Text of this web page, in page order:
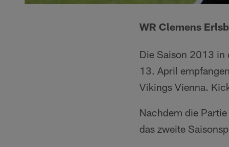
WR Clemens
Die Saison 2013 in
13. April
Vikings Vienna.
Nachdem die
das zweite